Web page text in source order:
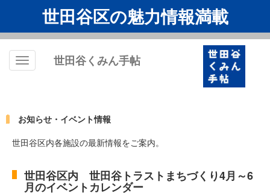
世田谷区の魅力情報満載
Toggle
世田谷くみん手帖
お知らせ・イベント情報
世田谷区内各施設の最新情報をご案内。
世田谷区内 世田谷トラストまちづくり4月～6
月のイベントカレンダー